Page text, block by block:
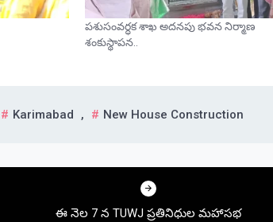
పశుసంవర్ధక శాఖ అదనపు భవన నిర్మాణ
శంకుస్థాపన..
Karimabad , New House Construction
ఈ నెల 7 న TUWJ ప్రతినిధుల మహాసభ